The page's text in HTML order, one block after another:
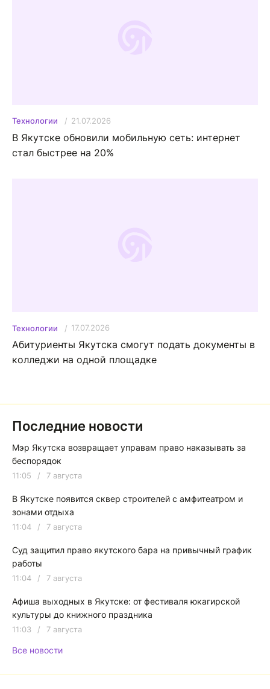
Технологии 21.07.2026
В Якутске обновили мобильную сеть: интернет
стал быстрее на 20%
Технологии 17.07.2026
Абитуриенты Якутска смогут подать документы в
колледжи на одной площадке
Последние новости
Мэр Якутска возвращает управам право наказывать за
беспорядок
11:05 / 7 августа
В Якутске появится сквер строителей с амфитеатром и
зонами отдыха
11:04 / 7 августа
Суд защитил право якутского бара на привычный график
работы
11:04 / 7 августа
Афиша выходных в Якутске: от фестиваля юкагирской
культуры до книжного праздника
11:03 / 7 августа
Все новости